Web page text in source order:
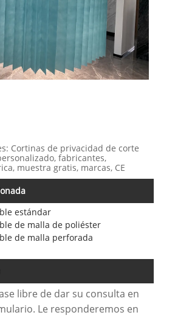
Cortinas de privacidad de corte
fabricantes,
muestra gratis, marcas, CE
estándar
de malla de poliéster
de malla perforada
libre de dar su consulta en
Le responderemos en